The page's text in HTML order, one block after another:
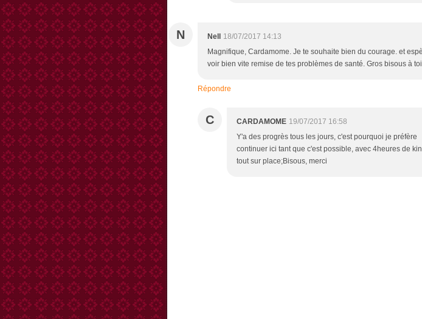
N Nell
18/07/2017 14:13
Magnifique, Cardamome. Je te souhaite bien du courage. et
voir bien vite remise de tes problèmes de santé. Gros bisous à
Répondre
C CARDAMOME 19/07/2017 16:58
Y'a des progrès tous les jours, c'est pourquoi je préfère
continuer ici tant que c'est possible, avec 4heures de
tout sur place;Bisous, merci